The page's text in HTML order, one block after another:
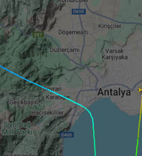
Emirates ile Arsenal sözleşmeyi 2033 yılına uzattı